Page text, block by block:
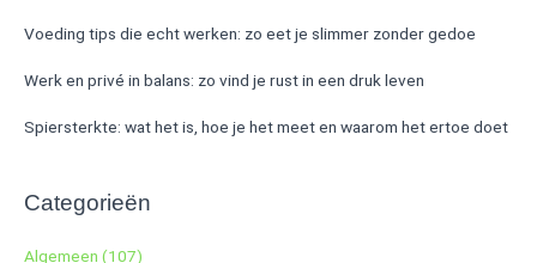
Voeding tips die echt werken: zo eet je slimmer zonder gedoe
Werk en privé in balans: zo vind je rust in een druk leven
Spiersterkte: wat het is, hoe je het meet en waarom het ertoe doet
Categorieën
Algemeen (107)